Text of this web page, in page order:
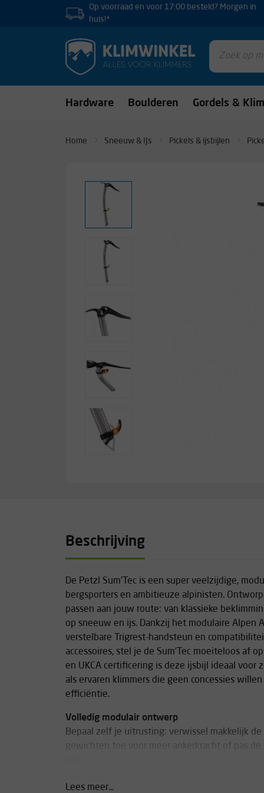
Op voorraad en voor 17:00 besteld? Morgen in
huis!*
Hardware Boulderen Gordels &
Home Sneeuw & IJs Pickels & ijsbijlen
Beschrijving
De Petzl Sum'Tec is een super veelzijdige,
bergsporters en ambitieuze alpinisten.
passen aan jouw route: van klassieke
op sneeuw en ijs. Dankzij het modulaire Alpen
verstelbare Trigrest-handsteun en
accessoires, stel je de Sum'Tec moeiteloos af
en UKCA certificering is deze ijsbijl ideaal voor
als ervaren klimmers die geen concessies
efficiëntie.
Volledig modulair ontwerp
Bepaal zelf je uitrusting: verwissel makkelijk
gewichten toe voor meer ankerkracht of pas de
Snel verstelbare Trigrest
Lees meer...